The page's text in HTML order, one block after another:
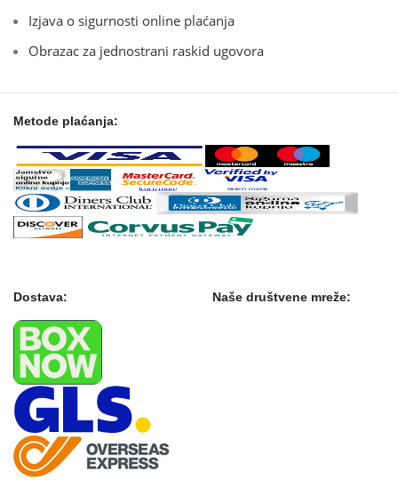
Izjava o sigurnosti online plaćanja
Obrazac za jednostrani raskid ugovora
Metode plaćanja:
Dostava: Naše društvene mreže: